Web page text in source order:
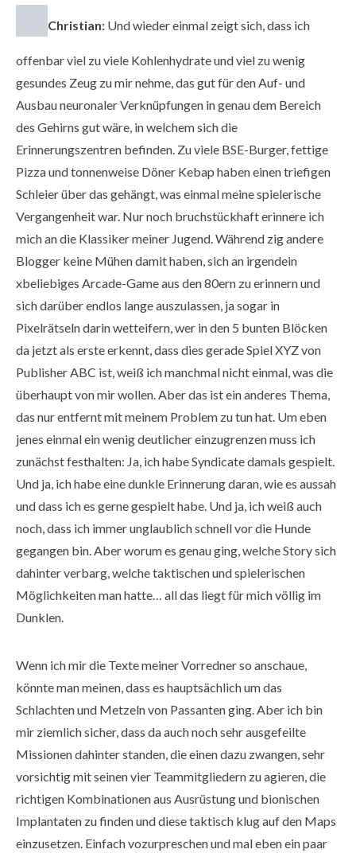
Christian: Und wieder einmal zeigt sich, dass ich
offenbar viel zu viele Kohlenhydrate und viel zu wenig
gesundes Zeug zu mir nehme, das gut für den Auf- und
Ausbau neuronaler Verknüpfungen in genau dem Bereich
des Gehirns gut wäre, in welchem sich die
Erinnerungszentren befinden. Zu viele BSE-Burger, fettige
Pizza und tonnenweise Döner Kebap haben einen triefigen
Schleier über das gehängt, was einmal meine spielerische
Vergangenheit war. Nur noch bruchstückhaft erinnere ich
mich an die Klassiker meiner Jugend. Während zig andere
Blogger keine Mühen damit haben, sich an irgendein
xbeliebiges Arcade-Game aus den 80ern zu erinnern und
sich darüber endlos lange auszulassen, ja sogar in
Pixelrätseln darin wetteifern, wer in den 5 bunten Blöcken
da jetzt als erste erkennt, dass dies gerade Spiel XYZ von
Publisher ABC ist, weiß ich manchmal nicht einmal, was die
überhaupt von mir wollen. Aber das ist ein anderes Thema,
das nur entfernt mit meinem Problem zu tun hat. Um eben
jenes einmal ein wenig deutlicher einzugrenzen muss ich
zunächst festhalten: Ja, ich habe Syndicate damals gespielt.
Und ja, ich habe eine dunkle Erinnerung daran, wie es aussah
und dass ich es gerne gespielt habe. Und ja, ich weiß auch
noch, dass ich immer unglaublich schnell vor die Hunde
gegangen bin. Aber worum es genau ging, welche Story sich
dahinter verbarg, welche taktischen und spielerischen
Möglichkeiten man hatte… all das liegt für mich völlig im
Dunklen.
Wenn ich mir die Texte meiner Vorredner so anschaue,
könnte man meinen, dass es hauptsächlich um das
Schlachten und Metzeln von Passanten ging. Aber ich bin
mir ziemlich sicher, dass da auch noch sehr ausgefeilte
Missionen dahinter standen, die einen dazu zwangen, sehr
vorsichtig mit seinen vier Teammitgliedern zu agieren, die
richtigen Kombinationen aus Ausrüstung und bionischen
Implantaten zu finden und diese taktisch klug auf den Maps
einzusetzen. Einfach vozurpreschen und mal eben ein paar